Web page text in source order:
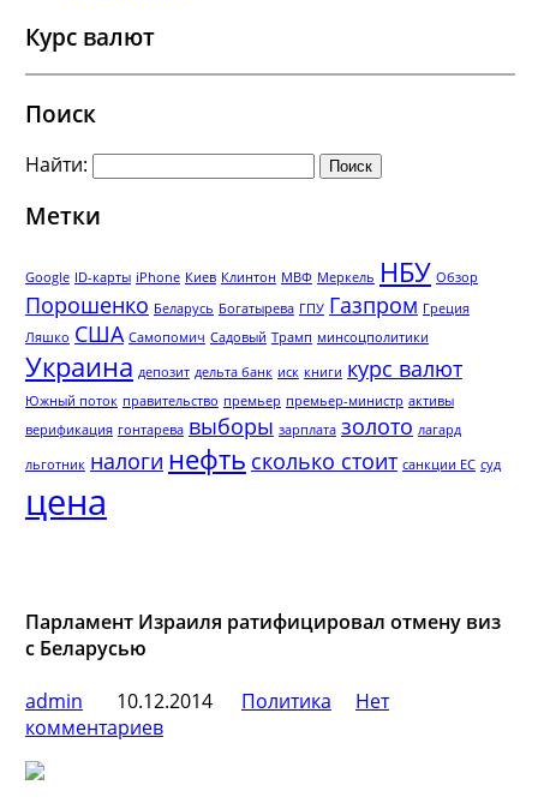
Курс валют
Поиск
Найти:
Метки
Google ID-карты iPhone Киев Клинтон МВФ Меркель НБУ Обзор
Порошенко Беларусь Богатырева ГПУ Газпром Греция
Ляшко США Самопомич Садовый Трамп минсоцполитики
Украина депозит дельта банк иск книги курс валют
Южный поток правительство премьер премьер-министр активы
верификация гонтарева выборы зарплата золото лагард
льготник налоги нефть сколько стоит санкции ЕС суд
цена
Парламент Израиля ратифицировал отмену виз
с Беларусью
admin
10.12.2014 Политика
Нет
комментариев